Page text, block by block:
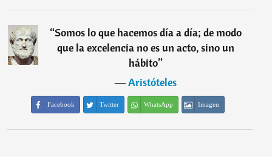
“Somos lo que hacemos día a día; de modo
que la excelencia no es un acto, sino un
hábito”
―Aristóteles
Facebook Twitter WhatsApp Imagen